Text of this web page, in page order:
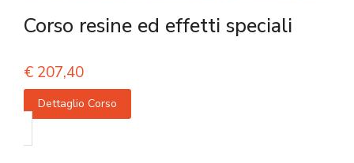
Corso resine ed effetti speciali
€ 207,40
Dettaglio Corso